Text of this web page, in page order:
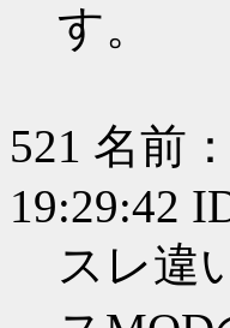
す。
521 名前：
19:29:42
スレ違